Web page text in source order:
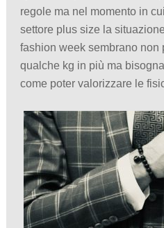
regole ma nel momento in
settore plus size la
fashion week sembrano non
qualche kg in più ma
come poter valorizzare le